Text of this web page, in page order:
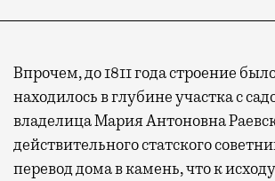
Впрочем, до 1811 года строение
находилось в глубине участка с
владелица Мария Антоновна
действительного статского
перевод дома в камень, что к